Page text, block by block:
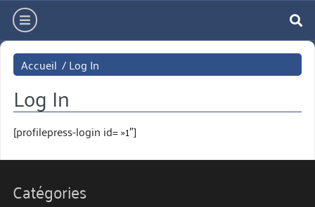
Aller
directement
au
contenu
hamburger
Accueil /Log In
Log In
[profilepress-login id= »1″]
Catégories